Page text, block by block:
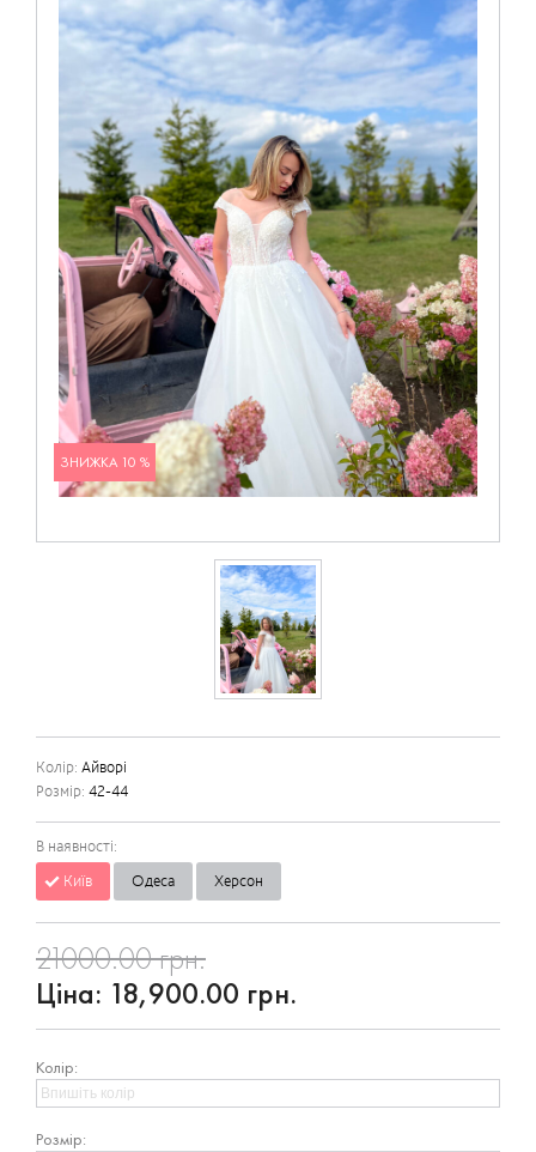
ЗНИЖКА 10 %
Колір: Айворі
Розмір: 42-44
В наявності:
Київ
Одеса Херсон
21000.00 грн.
Ціна: 18,900.00 грн.
Колір:
Розмір: